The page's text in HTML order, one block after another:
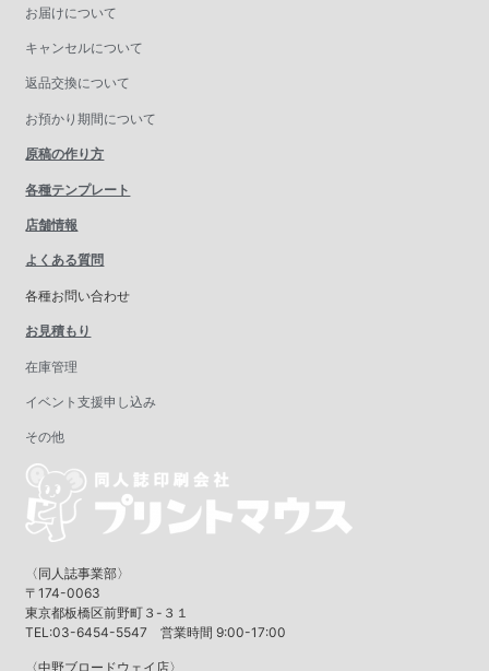
お届けについて
キャンセルについて
返品交換について
お預かり期間について
原稿の作り方
各種テンプレート
店舗情報
よくある質問
各種お問い合わせ
お見積もり
在庫管理
イベント支援申し込み
その他
〈同人誌事業部〉
〒174-0063
東京都板橋区前野町３-３１
TEL:03-6454-5547 営業時間 9:00-17:00
〈中野ブロードウェイ店〉